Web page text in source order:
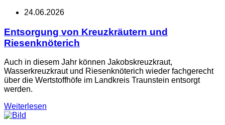
24.06.2026
Entsorgung von Kreuzkräutern und
Riesenknöterich
Auch in diesem Jahr können Jakobskreuzkraut,
Wasserkreuzkraut und Riesenknöterich wieder fachgerecht
über die Wertstoffhöfe im Landkreis Traunstein entsorgt
werden.
Weiterlesen